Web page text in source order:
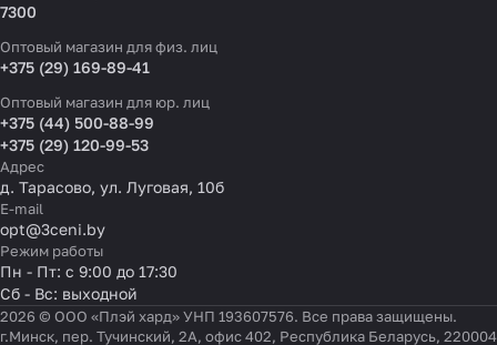
7300
Оптовый магазин для физ. лиц
+375 (29) 169-89-41
Оптовый магазин для юр. лиц
+375 (44) 500-88-99
+375 (29) 120-99-53
Адрес
д. Тарасово, ул. Луговая, 10б
E-mail
opt@3ceni.by
Режим работы
Пн - Пт: с 9:00 до 17:30
Сб - Вс: выходной
2026 © ООО «Плэй хард» УНП 193607576. Все права защищены.
г.Минск, пер. Тучинский, 2А, офис 402, Республика Беларусь, 220004